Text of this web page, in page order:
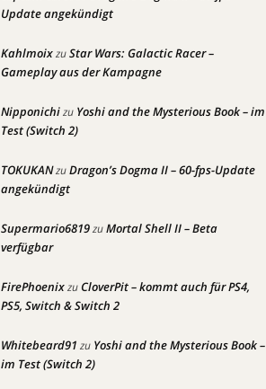
Update angekündigt
KahlmoixzuStar Wars: Galactic Racer –
Gameplay aus der Kampagne
Nipponichizu Yoshi and the Mysterious Book – im
Test (Switch 2)
TOKUKANzuDragon’s Dogma II – 60-fps-Update
angekündigt
Supermario6819zuMortal Shell II – Beta
verfügbar
FirePhoenixzuCloverPit – kommt auch für PS4,
PS5, Switch & Switch 2
Whitebeard91 zu Yoshi and the Mysterious Book –
im Test (Switch 2)